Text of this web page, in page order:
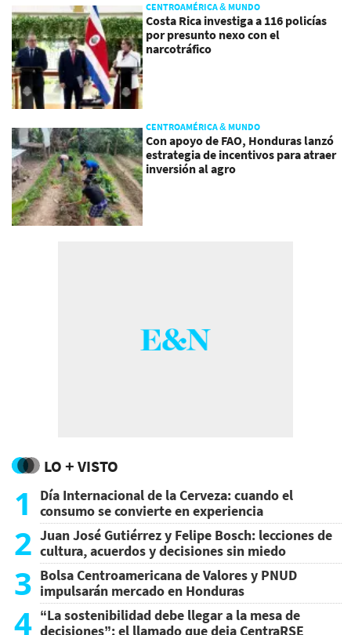
CENTROAMÉRICA & MUNDO
Costa Rica investiga a 116 policías
por presunto nexo con el
narcotráfico
CENTROAMÉRICA & MUNDO
Con apoyo de FAO, Honduras lanzó
estrategia de incentivos para atraer
inversión al agro
LO + VISTO
1
Día Internacional de la Cerveza: cuando el
consumo se convierte en experiencia
2 Juan José Gutiérrez y Felipe Bosch: lecciones de
cultura, acuerdos y decisiones sin miedo
3 Bolsa Centroamericana de Valores y PNUD
impulsarán mercado en Honduras
4 “La sostenibilidad debe llegar a la mesa de
decisiones”: el llamado que deja CentraRSE